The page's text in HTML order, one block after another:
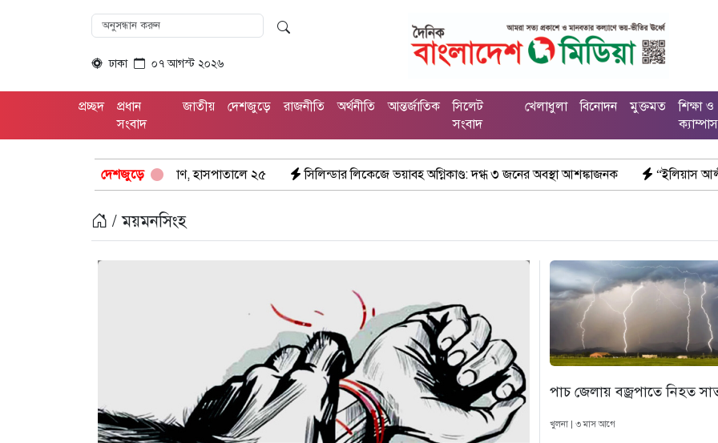
ঢাকা ০৭ আগস্ট ২০২৬
প্রচ্ছদ
প্রধান
সংবাদ
জাতীয় দেশজুড়ে রাজনীতি অর্থনীতি আন্তর্জাতিক
সিলেট
সংবাদ
খেলাধুলা বিনোদন মুক্তমত
শিক্ষা ও
ক্যাম্পাস
দেশজুড়ে
প্রাণ, হাসপাতালে ২৫ সিলিন্ডার লিকেজে ভয়াবহ অগ্নিকাণ্ড: দগ্ধ ৩ জনের অবস্থা আশঙ্কাজনক “ইলিয়াস আলীকে অপহরণ-হত্যা মামলা:
/ ময়মনসিংহ
পাচ জেলায় বজ্রপাতে নিহত
খুলনা | ৩ মাস আগে